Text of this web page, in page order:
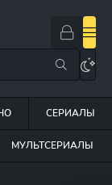
СЕРИАЛЫ
МУЛЬТСЕРИАЛЫ